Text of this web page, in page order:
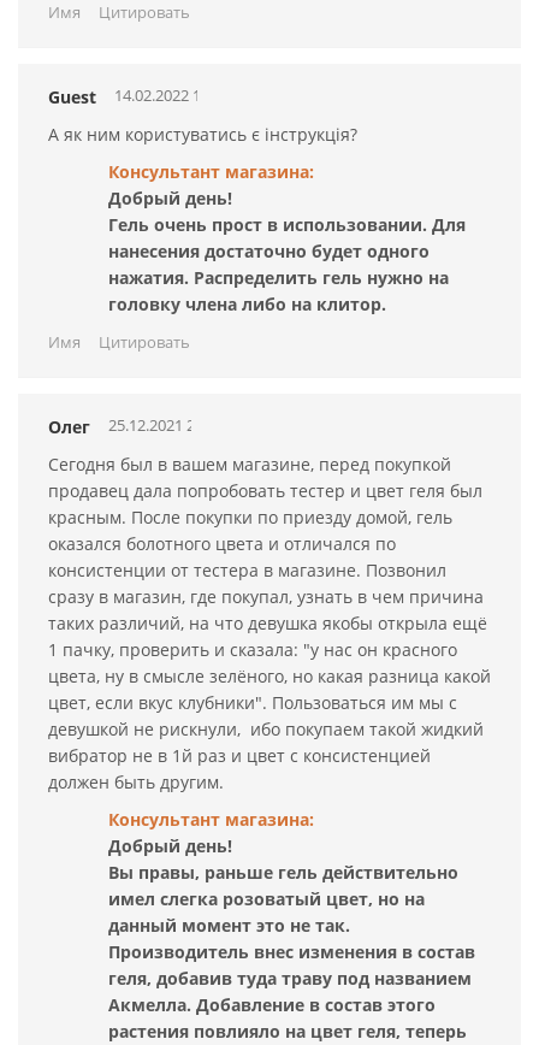
Имя Цитировать
Guest 14.02.2022 12:54:22
А як ним користуватись є інструкція?
Консультант магазина:
Добрый день!
Гель очень прост в использовании. Для
нанесения достаточно будет одного
нажатия. Распределить гель нужно на
головку члена либо на клитор.
Имя Цитировать
Олег 25.12.2021 22:15:34
Сегодня был в вашем магазине, перед покупкой
продавец дала попробовать тестер и цвет геля был
красным. После покупки по приезду домой, гель
оказался болотного цвета и отличался по
консистенции от тестера в магазине. Позвонил
сразу в магазин, где покупал, узнать в чем причина
таких различий, на что девушка якобы открыла ещё
1 пачку, проверить и сказала: "у нас он красного
цвета, ну в смысле зелёного, но какая разница какой
цвет, если вкус клубники". Пользоваться им мы с
девушкой не рискнули, ибо покупаем такой жидкий
вибратор не в 1й раз и цвет с консистенцией
должен быть другим.
Консультант магазина:
Добрый день!
Вы правы, раньше гель действительно
имел слегка розоватый цвет, но на
данный момент это не так.
Производитель внес изменения в состав
геля, добавив туда траву под названием
Акмелла. Добавление в состав этого
растения повлияло на цвет геля, теперь